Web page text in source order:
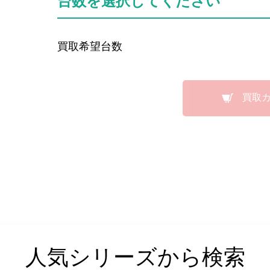
買取希望台数
買取
人気シリーズから検索